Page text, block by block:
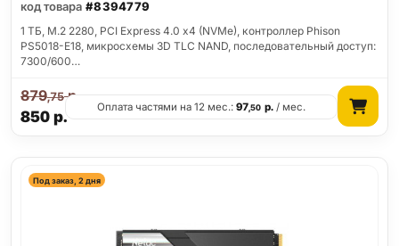
код товара #8394779
1 ТБ, M.2 2280, PCI Express 4.0 x4 (NVMe), контроллер Phison
PS5018-E18, микросхемы 3D TLC NAND, последовательный доступ:
7300/600…
850р.
879,75р.
Оплата частями на 12 мес.:97,50 р./ мес.
Под заказ, 2 дня